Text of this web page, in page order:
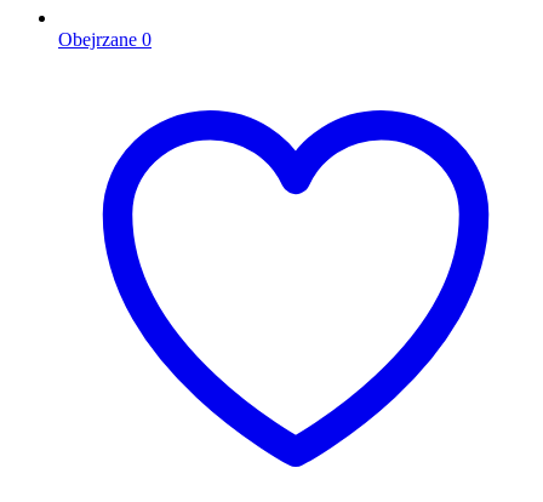
Obejrzane 0